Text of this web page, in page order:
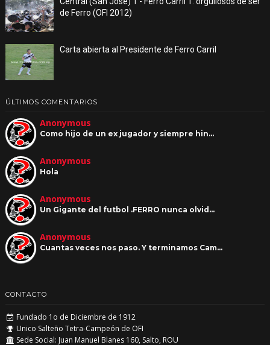
de Ferro (OFI 2012)
Carta abierta al Presidente de Ferro Carril
ÚLTIMOS COMENTARIOS
Anonymous
Como hijo de un ex jugador y siempre hin…
Anonymous
Hola
Anonymous
Un Gigante del futbol .FERRO nunca olvid…
Anonymous
Cuantas veces nos paso. Y terminamos Cam…
CONTACTO
Fundado 1o de Diciembre de 1912
Unico Salteño Tetra-Campeón de OFI
Sede Social: Juan Manuel Blanes 160, Salto, ROU